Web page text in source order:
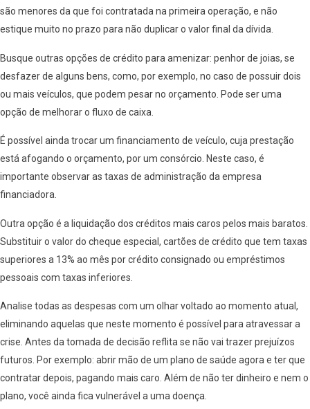
são menores da que foi contratada na primeira operação, e não
estique muito no prazo para não duplicar o valor final da dívida.
Busque outras opções de crédito para amenizar: penhor de joias, se
desfazer de alguns bens, como, por exemplo, no caso de possuir dois
ou mais veículos, que podem pesar no orçamento. Pode ser uma
opção de melhorar o fluxo de caixa.
É possível ainda trocar um financiamento de veículo, cuja prestação
está afogando o orçamento, por um consórcio. Neste caso, é
importante observar as taxas de administração da empresa
financiadora.
Outra opção é a liquidação dos créditos mais caros pelos mais baratos.
Substituir o valor do cheque especial, cartões de crédito que tem taxas
superiores a 13% ao mês por crédito consignado ou empréstimos
pessoais com taxas inferiores.
Analise todas as despesas com um olhar voltado ao momento atual,
eliminando aquelas que neste momento é possível para atravessar a
crise. Antes da tomada de decisão reflita se não vai trazer prejuízos
futuros. Por exemplo: abrir mão de um plano de saúde agora e ter que
contratar depois, pagando mais caro. Além de não ter dinheiro e nem o
plano, você ainda fica vulnerável a uma doença.